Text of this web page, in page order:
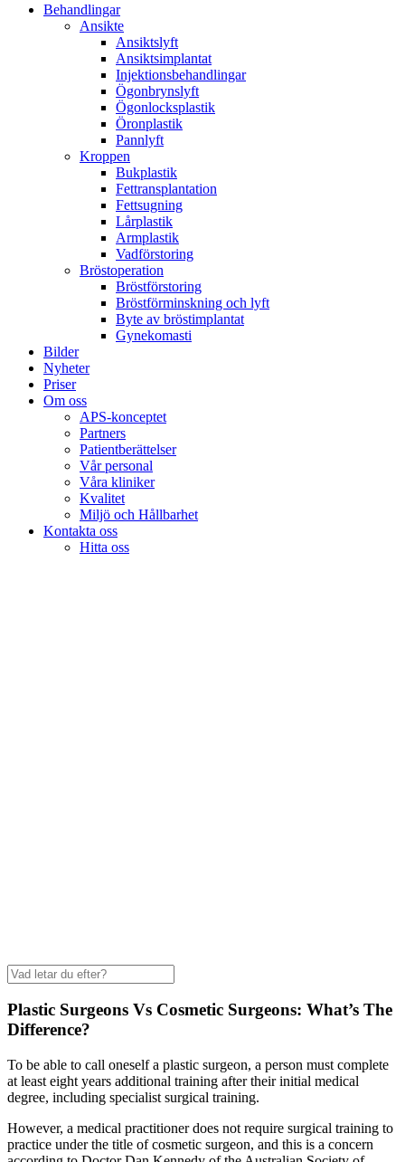
Behandlingar
Ansikte
Ansiktslyft
Ansiktsimplantat
Injektionsbehandlingar
Ögonbrynslyft
Ögonlocksplastik
Öronplastik
Pannlyft
Kroppen
Bukplastik
Fettransplantation
Fettsugning
Lårplastik
Armplastik
Vadförstoring
Bröstoperation
Bröstförstoring
Bröstförminskning och lyft
Byte av bröstimplantat
Gynekomasti
Bilder
Nyheter
Priser
Om oss
APS-konceptet
Partners
Patientberättelser
Vår personal
Våra kliniker
Kvalitet
Miljö och Hållbarhet
Kontakta oss
Hitta oss
Plastic Surgeons Vs Cosmetic Surgeons: What’s The
Difference?
To be able to call oneself a plastic surgeon, a person must complete
at least eight years additional training after their initial medical
degree, including specialist surgical training.
However, a medical practitioner does not require surgical training to
practice under the title of cosmetic surgeon, and this is a concern